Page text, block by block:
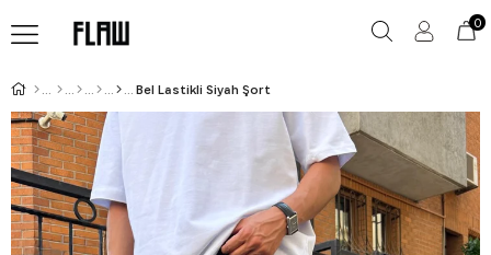
0
Bel Lastikli Siyah Şort